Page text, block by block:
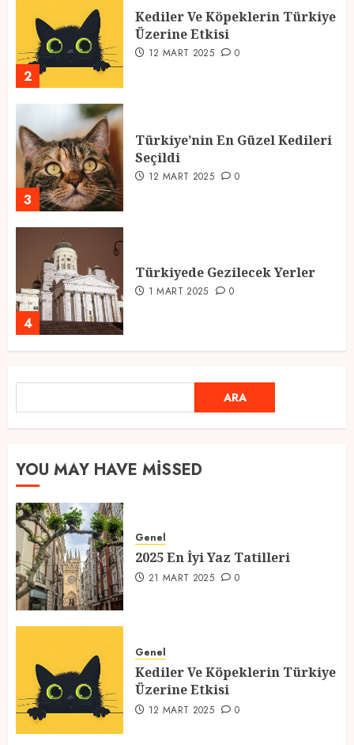
2
Kediler Ve Köpeklerin Türkiye
Üzerine Etkisi
12 MART 2025 0
3
Türkiye’nin En Güzel Kedileri
Seçildi
12 MART 2025 0
4
Türkiyede Gezilecek Yerler
1 MART 2025 0
Ramazan Ayı 2025: Manevi
Atmosfer ve Özel Hazırlıklar
1
21 MART 2025
2
Üzerine Etkisi
12 MART 2025 0
ARA
YOU MAY HAVE MISSED
Genel
2025 En İyi Yaz Tatilleri
21 MART 2025 0
Genel
Kediler Ve Köpeklerin Türkiye
Üzerine Etkisi
12 MART 2025 0